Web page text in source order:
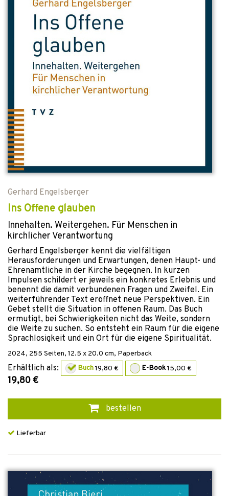
Gerhard Engelsberger
Ins Offene glauben
Innehalten. Weitergehen. Für Menschen in
kirchlicher Verantwortung
Gerhard Engelsberger kennt die vielfältigen
Herausforderungen und Erwartungen, denen Haupt- und
Ehrenamtliche in der Kirche begegnen. In kurzen
Impulsen schildert er jeweils ein konkretes Erlebnis und
benennt die damit verbundenen Fragen und Zweifel. Ein
weiterführender Text eröffnet neue Perspektiven. Ein
Gebet stellt die Situation in offenen Raum. Das Buch
ermutigt, bei Schwierigkeiten nicht das Weite, sondern
die Weite zu suchen. So entsteht ein Raum für die eigene
Sprachlosigkeit und ein Ort für die eigene Spiritualität.
2024, 255 Seiten, 12.5 x 20.0 cm, Paperback
Erhältlich als: Buch19,80 € E-Book15,00 €
19,80 €
bestellen
Lieferbar